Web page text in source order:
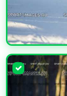
УВЕЛИЧИТЬ